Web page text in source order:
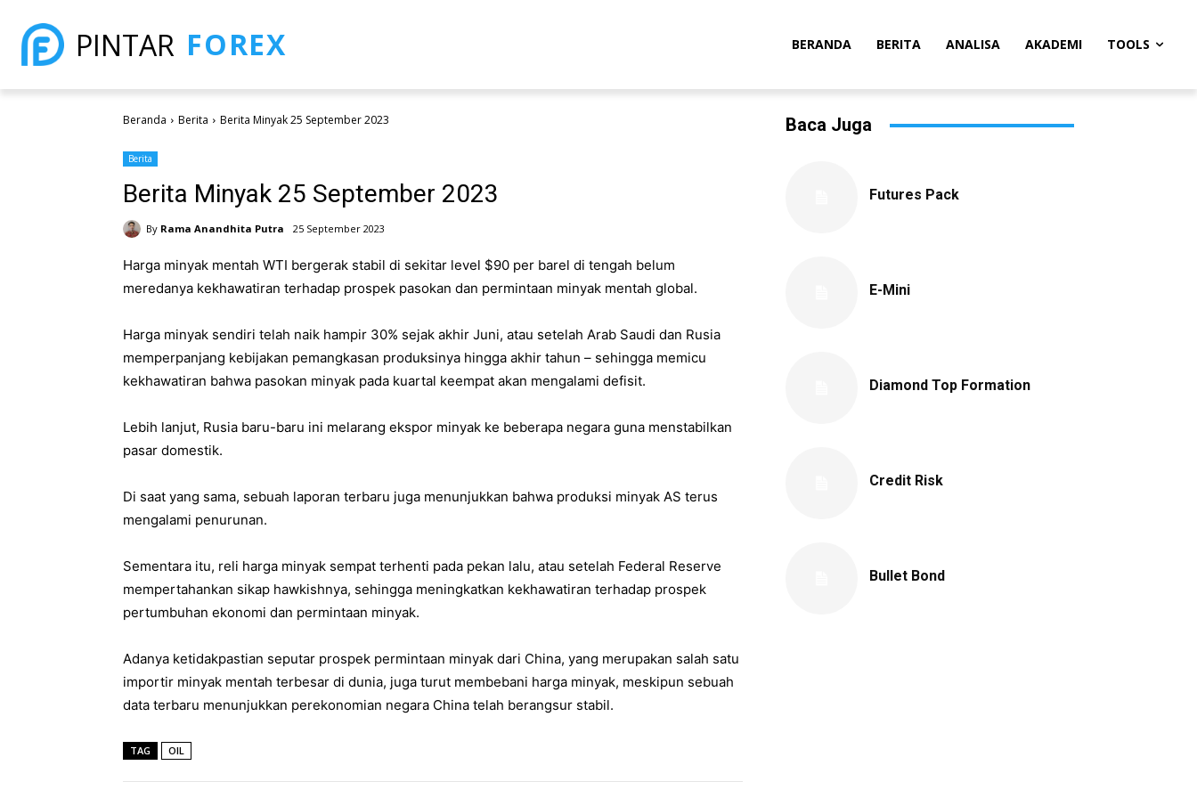
PINTAR FOREX BERANDA BERITA ANALISA AKADEMI TOOLS
Beranda Berita Berita Minyak 25 September 2023
Berita
Berita Minyak 25 September 2023
By Rama Anandhita Putra 25 September 2023
Harga minyak mentah WTI bergerak stabil di sekitar level $90 per barel di tengah belum
meredanya kekhawatiran terhadap prospek pasokan dan permintaan minyak mentah global.
Harga minyak sendiri telah naik hampir 30% sejak akhir Juni, atau setelah Arab Saudi dan Rusia
memperpanjang kebijakan pemangkasan produksinya hingga akhir tahun – sehingga memicu
kekhawatiran bahwa pasokan minyak pada kuartal keempat akan mengalami defisit.
Lebih lanjut, Rusia baru-baru ini melarang ekspor minyak ke beberapa negara guna menstabilkan
pasar domestik.
Di saat yang sama, sebuah laporan terbaru juga menunjukkan bahwa produksi minyak AS terus
mengalami penurunan.
Sementara itu, reli harga minyak sempat terhenti pada pekan lalu, atau setelah Federal Reserve
mempertahankan sikap hawkishnya, sehingga meningkatkan kekhawatiran terhadap prospek
pertumbuhan ekonomi dan permintaan minyak.
Adanya ketidakpastian seputar prospek permintaan minyak dari China, yang merupakan salah satu
importir minyak mentah terbesar di dunia, juga turut membebani harga minyak, meskipun sebuah
data terbaru menunjukkan perekonomian negara China telah berangsur stabil.
TAG OIL
Baca Juga
Futures Pack
E-Mini
Diamond Top Formation
Credit Risk
Bullet Bond